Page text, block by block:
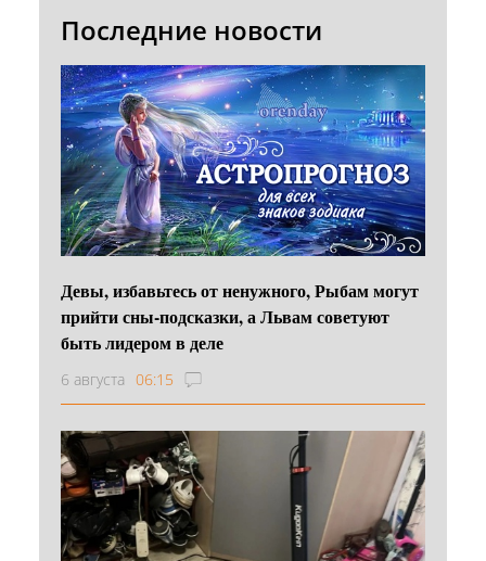
Последние новости
Девы, избавьтесь от ненужного, Рыбам могут
прийти сны-подсказки, а Львам советуют
быть лидером в деле
6 августа 06:15